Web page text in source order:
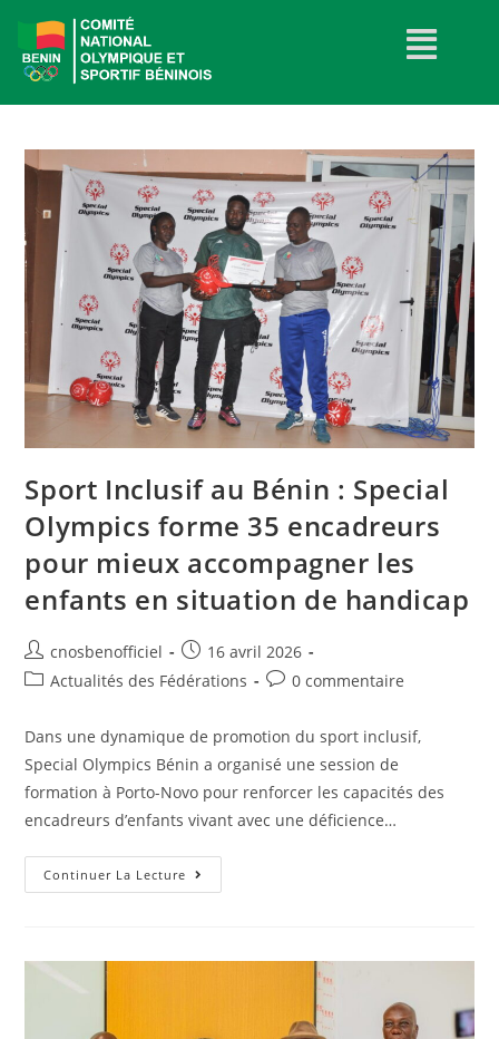
Sport Inclusif au Bénin : Special
Olympics forme 35 encadreurs
pour mieux accompagner les
enfants en situation de handicap
cnosbenofficiel
16 avril 2026
Actualités des Fédérations
0 commentaire
Dans une dynamique de promotion du sport inclusif,
Special Olympics Bénin a organisé une session de
formation à Porto-Novo pour renforcer les capacités des
encadreurs d’enfants vivant avec une déficience…
Continuer La Lecture